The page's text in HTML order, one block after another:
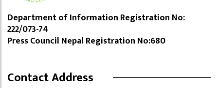
Department of Information Registration No:
222/073-74
Press Council Nepal Registration No:680
Contact Address